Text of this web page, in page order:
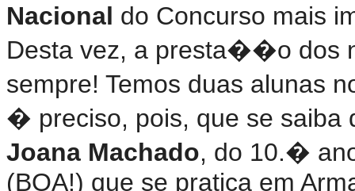
Nacional do Concurso mais
Desta vez, a presta��o dos
sempre! Temos duas alunas
� preciso, pois, que se saiba
Joana Machado, do 10.�
(BOA!) que se pratica em